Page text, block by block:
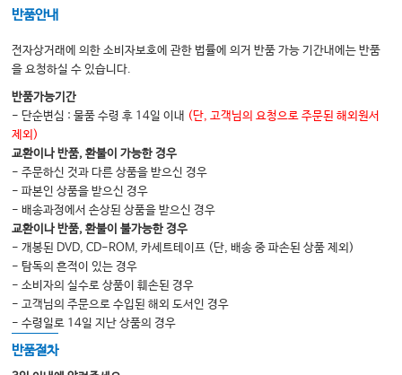
반품안내
전자상거래에 의한 소비자보호에 관한 법률에 의거 반품 가능 기간내에는 반품
을 요청하실 수 있습니다.
반품가능기간
- 단순변심 : 물품 수령 후 14일 이내 (단, 고객님의 요청으로 주문된 해외원서
제외)
교환이나 반품, 환불이 가능한 경우
- 주문하신 것과 다른 상품을 받으신 경우
- 파본인 상품을 받으신 경우
- 배송과정에서 손상된 상품을 받으신 경우
교환이나 반품, 환불이 불가능한 경우
- 개봉된 DVD, CD-ROM, 카세트테이프 (단, 배송 중 파손된 상품 제외)
- 탐독의 흔적이 있는 경우
- 소비자의 실수로 상품이 훼손된 경우
- 고객님의 주문으로 수입된 해외 도서인 경우
- 수령일로 14일 지난 상품의 경우
반품절차